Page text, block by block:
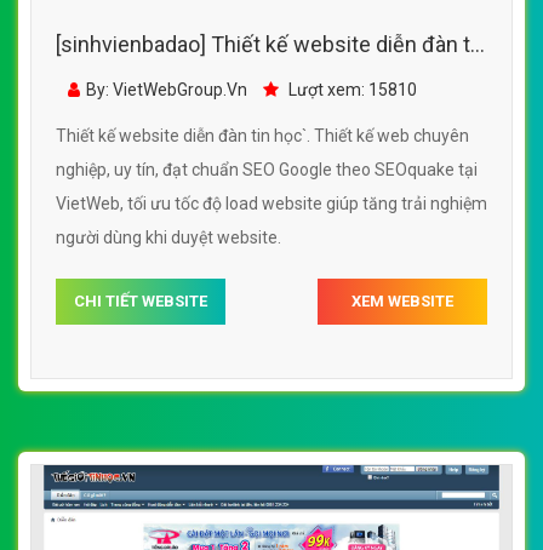
[sinhvienbadao] Thiết kế website diễn đàn tin
học đẹp, chuyên nghiệp chuẩn SEO
By: VietWebGroup.Vn Lượt xem: 15810
Thiết kế website diễn đàn tin học`. Thiết kế web chuyên
nghiệp, uy tín, đạt chuẩn SEO Google theo SEOquake tại
VietWeb, tối ưu tốc độ load website giúp tăng trải nghiệm
người dùng khi duyệt website.
CHI TIẾT WEBSITE XEM WEBSITE